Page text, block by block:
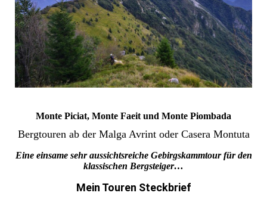
Monte Piciat, Monte Faeit und Monte Piombada
Bergtouren ab der Malga Avrint oder Casera Montuta
Eine einsame sehr aussichtsreiche Gebirgskammtour für den
klassischen Bergsteiger…
Mein Touren Steckbrief